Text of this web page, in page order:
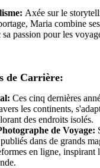
Axée sur le
Maria combine
passion pour les
de Carrière:
Ces cinq dernières
les continents,
des endroits isolés.
de Voyage:
dans de grands
en ligne, inspirant